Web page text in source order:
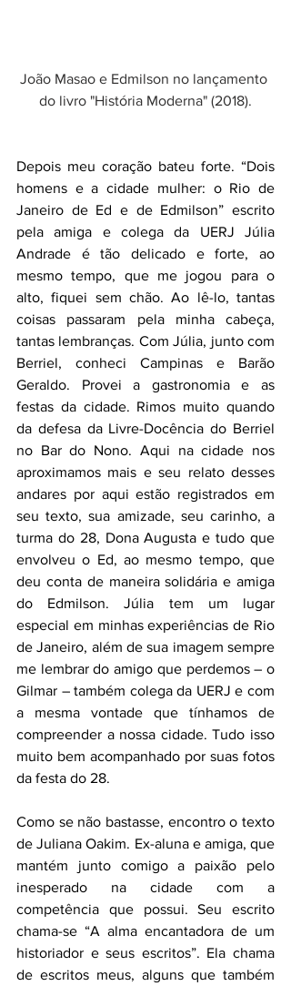
João Masao e Edmilson no lançamento
do livro "História Moderna" (2018).
Depois meu coração bateu forte. “Dois
homens e a cidade mulher: o Rio de
Janeiro de Ed e de Edmilson” escrito
pela amiga e colega da UERJ Júlia
Andrade é tão delicado e forte, ao
mesmo tempo, que me jogou para o
alto, fiquei sem chão. Ao lê-lo, tantas
coisas passaram pela minha cabeça,
tantas lembranças. Com Júlia, junto com
Berriel, conheci Campinas e Barão
Geraldo. Provei a gastronomia e as
festas da cidade. Rimos muito quando
da defesa da Livre-Docência do Berriel
no Bar do Nono. Aqui na cidade nos
aproximamos mais e seu relato desses
andares por aqui estão registrados em
seu texto, sua amizade, seu carinho, a
turma do 28, Dona Augusta e tudo que
envolveu o Ed, ao mesmo tempo, que
deu conta de maneira solidária e amiga
do Edmilson. Júlia tem um lugar
especial em minhas experiências de Rio
de Janeiro, além de sua imagem sempre
me lembrar do amigo que perdemos – o
Gilmar – também colega da UERJ e com
a mesma vontade que tínhamos de
compreender a nossa cidade. Tudo isso
muito bem acompanhado por suas fotos
da festa do 28.
Como se não bastasse, encontro o texto
de Juliana Oakim. Ex-aluna e amiga, que
mantém junto comigo a paixão pelo
inesperado na cidade com a
competência que possui. Seu escrito
chama-se “A alma encantadora de um
historiador e seus escritos”. Ela chama
de escritos meus, alguns que também